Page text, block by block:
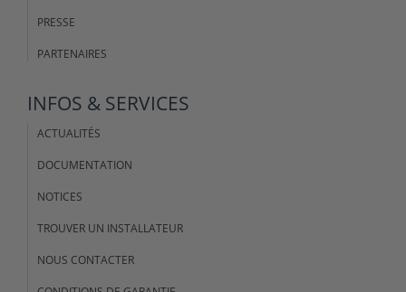
PRESSE
PARTENAIRES
INFOS & SERVICES
ACTUALITÉS
DOCUMENTATION
NOTICES
TROUVER UN INSTALLATEUR
NOUS CONTACTER